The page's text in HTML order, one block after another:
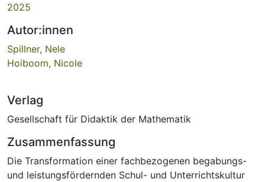
2025
Autor:innen
Spillner, Nele
Hoiboom, Nicole
Verlag
Gesellschaft für Didaktik der Mathematik
Zusammenfassung
Die Transformation einer fachbezogenen begabungs-
und leistungsfördernden Schul- und Unterrichtskultur